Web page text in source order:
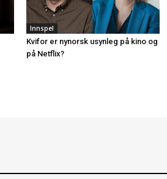
Innspel
Kvifor er nynorsk usynleg på kino og
på Netflix?